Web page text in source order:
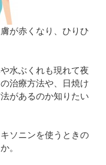
が赤くなり、ひりひ
水ぶくれも現れて夜
治療方法や、日焼け
があるのか知りたい
ソニンを使うときの
。